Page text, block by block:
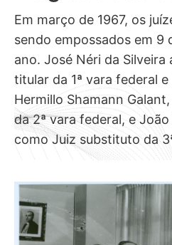
magistrados
Em março de 1967, os
sendo empossados em 9
ano. José Néri da Silveira
titular da 1ª vara federal
Hermillo Shamann
da 2ª vara federal, e João
como Juiz substituto da